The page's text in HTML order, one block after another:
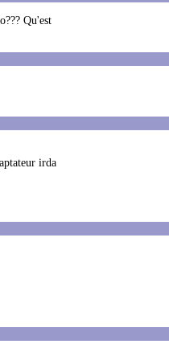
Qu'est
irda